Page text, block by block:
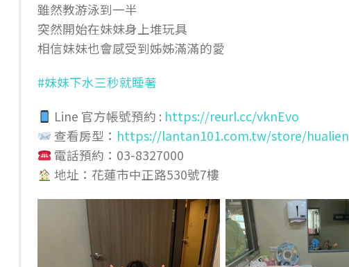
雖然教游泳到一半
突然開始在妹妹身上堆玩具
相信妹妹也會感受到姊姊滿滿的愛
#妹妹下水三秒就睡著
Line 官方帳號預約 : https://reurl.cc/vknEvo
查看房型： https://lantan101.com.tw/store/hualien
電話預約：03-8327000
地址：花蓮市中正路530號7樓